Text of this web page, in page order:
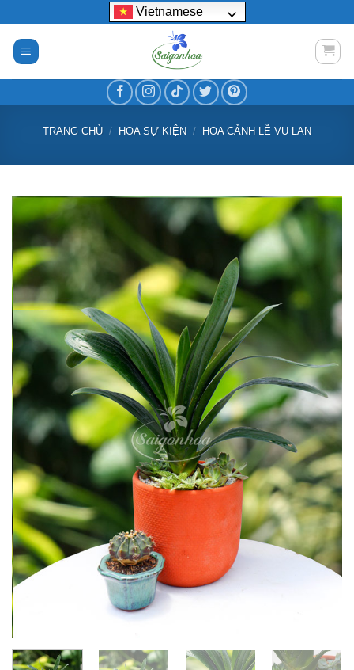
nội
dung
Vietnamese
TRANG CHỦ / HOA SỰ KIỆN / HOA CẢNH LỄ VU LAN